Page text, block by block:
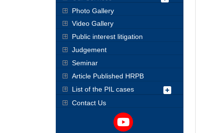
Photo Gallery
Video Gallery
Public interest litigation
Judgement
Seminar
Article Published HRPB
List of the PIL cases
Contact Us